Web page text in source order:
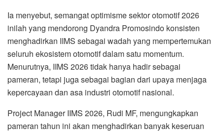
Ia menyebut, semangat optimisme sektor otomotif 2026
inilah yang mendorong Dyandra Promosindo konsisten
menghadirkan IIMS sebagai wadah yang mempertemukan
seluruh ekosistem otomotif dalam satu momentum.
Menurutnya, IIMS 2026 tidak hanya hadir sebagai
pameran, tetapi juga sebagai bagian dari upaya menjaga
kepercayaan dan asa industri otomotif nasional.
Project Manager IIMS 2026, Rudi MF, mengungkapkan
pameran tahun ini akan menghadirkan banyak keseruan